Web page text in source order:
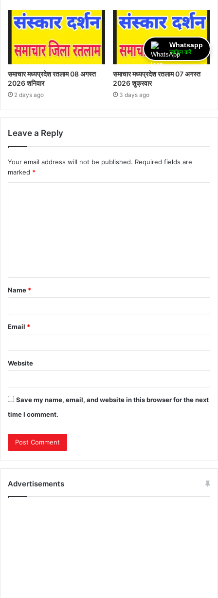
समाचार मध्यप्रदेश रतलाम 08 अगस्त
2026 शनिवार
2 days ago
समाचार मध्यप्रदेश रतलाम 07 अगस्त
2026 शुक्रवार
3 days ago
Leave a Reply
Your email address will not be published. Required fields are
marked *
Name *
Email *
Website
Save my name, email, and website in this browser for the next
time I comment.
Advertisements
Whatsapp
ज्वॉइन करें